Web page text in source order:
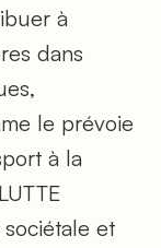
à
dans
le prévoie
à la
sociétale et